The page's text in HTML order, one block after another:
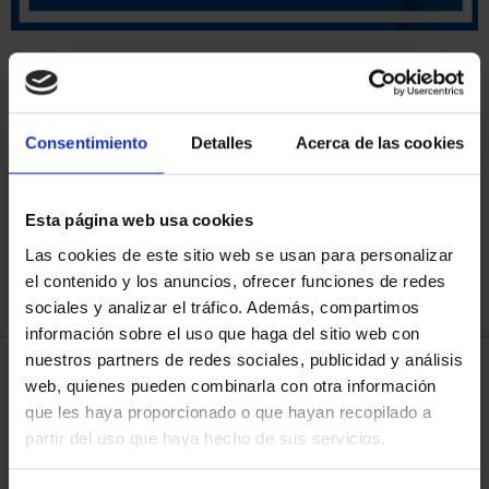
Consentimiento Detalles Acerca de las cookies
Esta página web usa cookies
Las cookies de este sitio web se usan para personalizar
el contenido y los anuncios, ofrecer funciones de redes
sociales y analizar el tráfico. Además, compartimos
información sobre el uso que haga del sitio web con
nuestros partners de redes sociales, publicidad y análisis
web, quienes pueden combinarla con otra información
que les haya proporcionado o que hayan recopilado a
partir del uso que haya hecho de sus servicios.
Has buscado "pard"
ORDENAR POR:
REFINAR
4 Productos encontrados